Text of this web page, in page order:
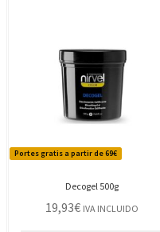
Portes gratis a partir de 69€
Decogel 500g
19,93€ IVA INCLUIDO